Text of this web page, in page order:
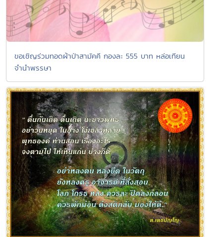
ขอเชิญร่วมทอดผ้าป่าสามัคคี กองละ 555 บาท หล่อเทียน
จำนำพรรษา